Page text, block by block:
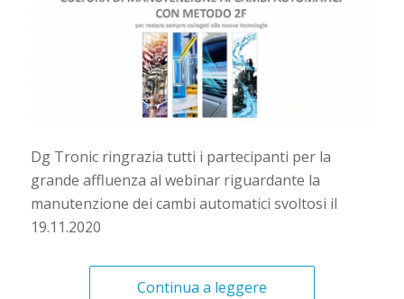
Dg Tronic ringrazia tutti i partecipanti per la
grande affluenza al webinar riguardante la
manutenzione dei cambi automatici svoltosi il
19.11.2020
Continua a leggere